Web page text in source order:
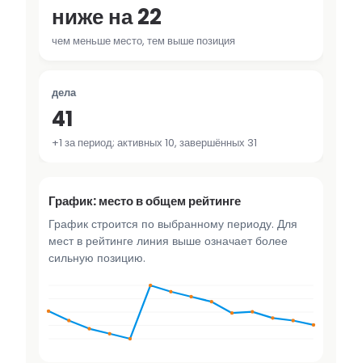
ниже на 22
чем меньше место, тем выше позиция
дела
41
+1 за период; активных 10, завершённых 31
График: место в общем рейтинге
График строится по выбранному периоду. Для
мест в рейтинге линия выше означает более
сильную позицию.